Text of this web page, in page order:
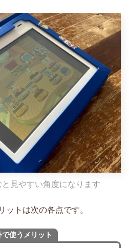
見やすい角度になります
ットは次の各点です。
使うメリット